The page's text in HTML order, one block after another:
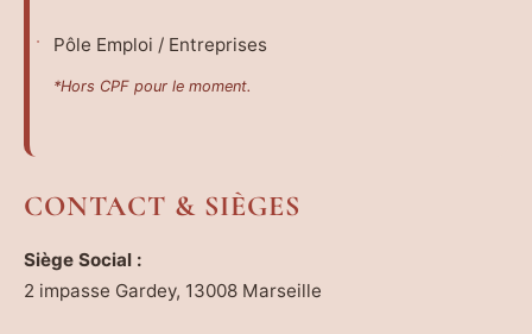
Pôle Emploi / Entreprises
*Hors CPF pour le moment.
CONTACT & SIÈGES
Siège Social :
2 impasse Gardey, 13008 Marseille